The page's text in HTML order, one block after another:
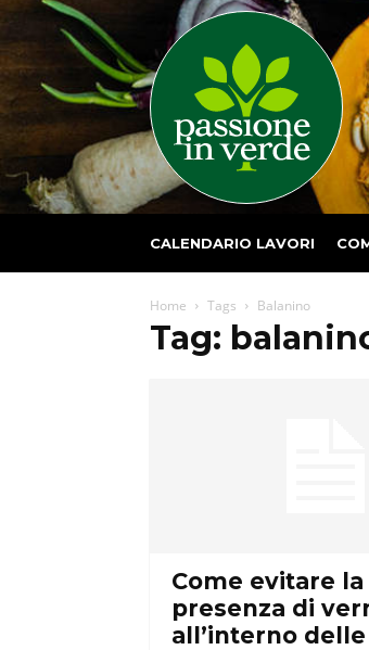
in
CALENDARIO LAVORI
Home Tags Balanino
Tag:
Come evitare la
presenza di
all’interno